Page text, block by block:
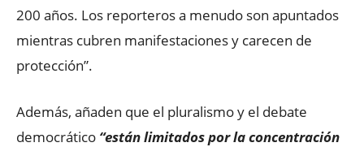
200 años. Los reporteros a menudo son apuntados
mientras cubren manifestaciones y carecen de
protección”.
Además, añaden que el pluralismo y el debate
democrático “están limitados por la concentración